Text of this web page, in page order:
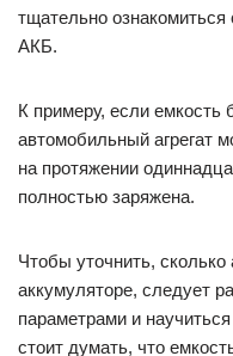
тщательно
АКБ.
К примеру, если емкость
автомобильный агрегат
на протяжении
полностью заряжена.
Чтобы уточнить,
аккумуляторе, следует
параметрами и
стоит думать, что